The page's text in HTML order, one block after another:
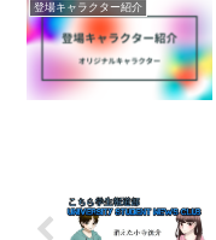
登場キャラクター紹介